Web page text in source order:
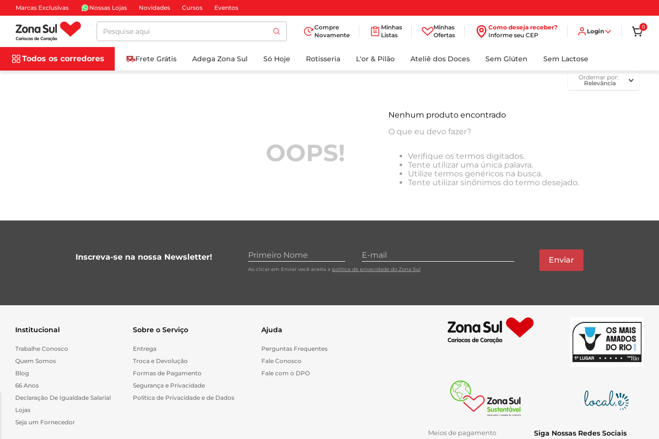
Marcas Exclusivas Nossas Lojas Novidades Cursos Eventos
Pesquise aqui
Compre
Novamente
Minhas
Listas
Minhas
Ofertas
Como deseja receber?
Informe seu CEP
Login
0
Todos os corredores Frete Grátis Adega Zona Sul Só Hoje Rotisseria L'or & Pilão Ateliê dos Doces Sem Glúten Sem Lactose
ordernar por
Relevância
OOPS!
Nenhum produto encontrado
O que eu devo fazer?
Verifique os termos digitados.
Tente utilizar uma única palavra.
Utilize termos genéricos na busca.
Tente utilizar sinônimos do termo desejado.
Inscreva-se na nossa Newsletter!
Ao clicar em Enviar você aceita a política de privacidade do Zona Sul
Enviar
Institucional
Trabalhe Conosco
Quem Somos
Blog
66 Anos
Declaração De Igualdade Salarial
Lojas
Seja um Fornecedor
Sobre o Serviço
Entrega
Troca e Devolução
Formas de Pagamento
Segurança e Privacidade
Politica de Privacidade e de Dados
Ajuda
Perguntas Frequentes
Fale Conosco
Fale com o DPO
Meios de pagamento Siga Nossas Redes Sociais
BUSCADOS
5
azeite
6º
detergente